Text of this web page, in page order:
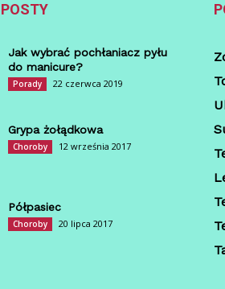
Jak wybrać pochłaniacz pyłu
do manicure?
Porady 22 czerwca 2019
Grypa żołądkowa
Choroby 12 września 2017
Półpasiec
Choroby 20 lipca 2017